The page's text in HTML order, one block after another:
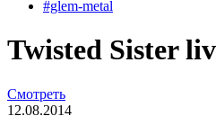
#glem-metal
Twisted Sister
Смотреть
12.08.2014